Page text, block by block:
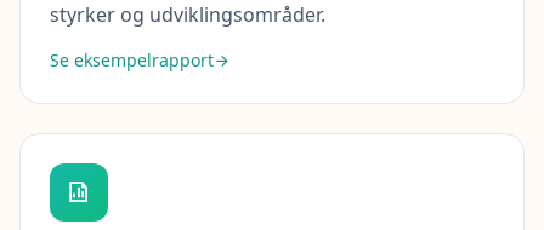
i
g
e
o
u
e
styrker og udviklingsområder.
Se eksempelrapport